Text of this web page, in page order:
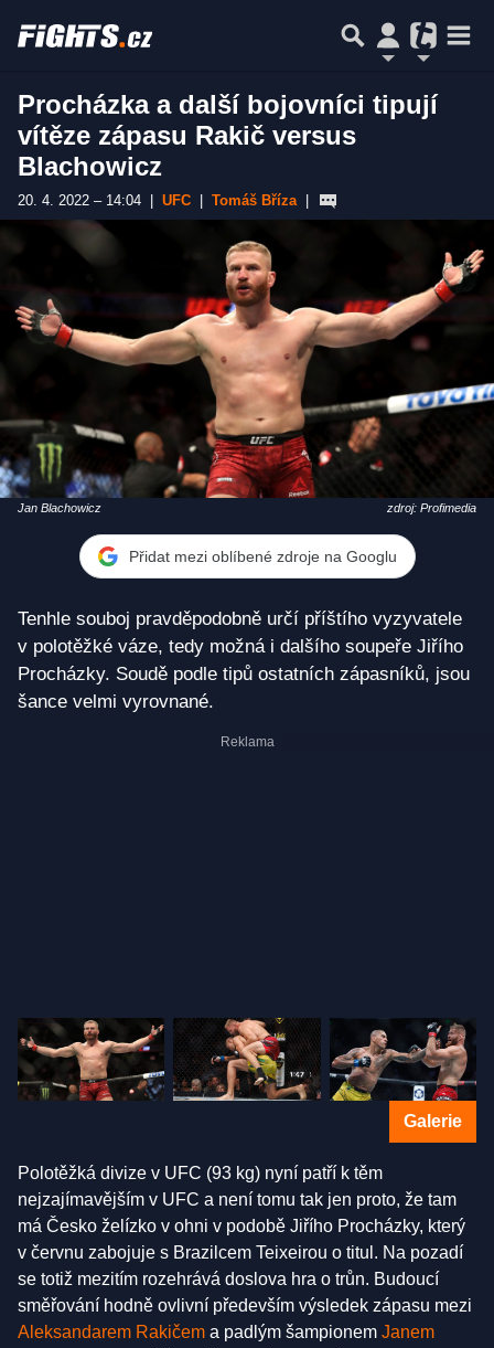
Procházka a další bojovníci tipují
vítěze zápasu Rakič versus
Blachowicz
20. 4. 2022 – 14:04 UFC Tomáš Bříza
Jan Blachowicz zdroj: Profimedia
Přidat mezi oblíbené zdroje na Googlu
Tenhle souboj pravděpodobně určí příštího vyzyvatele
v polotěžké váze, tedy možná i dalšího soupeře Jiřího
Procházky. Soudě podle tipů ostatních zápasníků, jsou
šance velmi vyrovnané.
Galerie
Polotěžká divize v UFC (93 kg) nyní patří k těm
nejzajímavějším v UFC a není tomu tak jen proto, že tam
má Česko želízko v ohni v podobě Jiřího Procházky, který
v červnu zabojuje s Brazilcem Teixeirou o titul. Na pozadí
se totiž mezitím rozehrává doslova hra o trůn. Budoucí
směřování hodně ovlivní především výsledek zápasu mezi
Aleksandarem Rakičem a padlým šampionem Janem